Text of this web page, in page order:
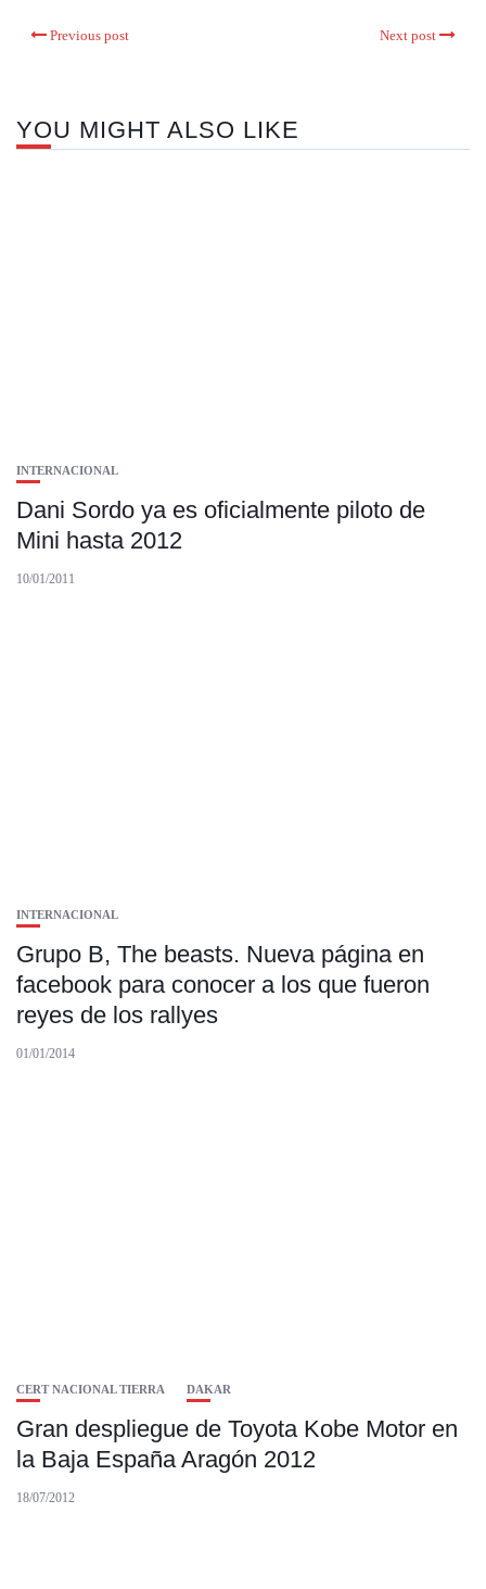
Previous post Next post
YOU MIGHT ALSO LIKE
INTERNACIONAL
Dani Sordo ya es oficialmente piloto de
Mini hasta 2012
10/01/2011
INTERNACIONAL
Grupo B, The beasts. Nueva página en
facebook para conocer a los que fueron
reyes de los rallyes
01/01/2014
CERT NACIONAL TIERRA DAKAR
Gran despliegue de Toyota Kobe Motor en
la Baja España Aragón 2012
18/07/2012